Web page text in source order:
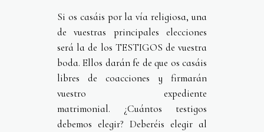
Si os casáis por la vía religiosa, una
de vuestras principales elecciones
será la de los TESTIGOS de vuestra
boda. Ellos darán fe de que os casáis
libres de coacciones y firmarán
vuestro expediente
matrimonial. ¿Cuántos testigos
debemos elegir? Deberéis elegir al